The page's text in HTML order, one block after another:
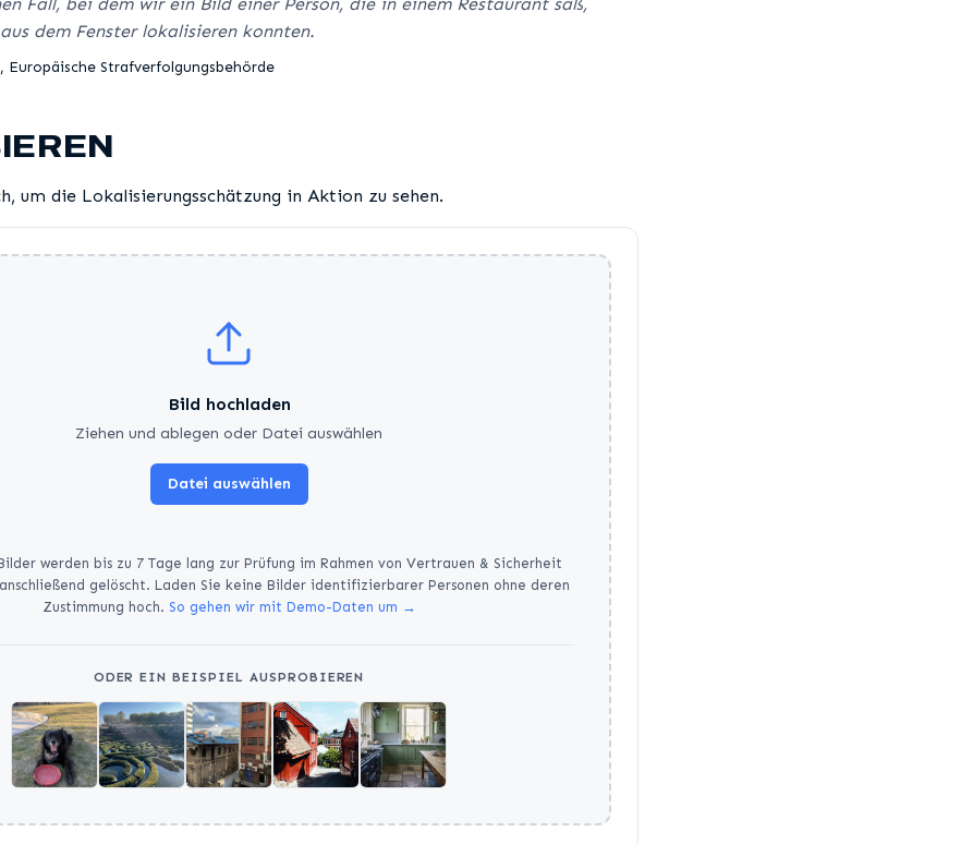
dem Fenster lokalisieren konnten.
Strafverfolgungsbehörde
um die Lokalisierungsschätzung in Aktion zu sehen.
Bild hochladen
Ziehen und ablegen oder Datei auswählen
Datei auswählen
werden bis zu 7 Tage lang zur Prüfung im Rahmen von Vertrauen & Sicherheit
gelöscht. Laden Sie keine Bilder identifizierbarer Personen ohne deren
Zustimmung hoch. So gehen wir mit Demo-Daten um →
ODER EIN BEISPIEL AUSPROBIEREN